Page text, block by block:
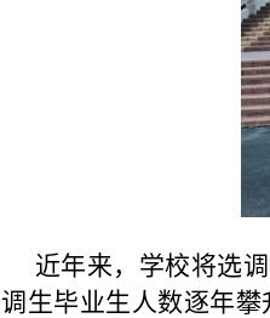
近年来，学校将选调
调生毕业生人数逐年攀